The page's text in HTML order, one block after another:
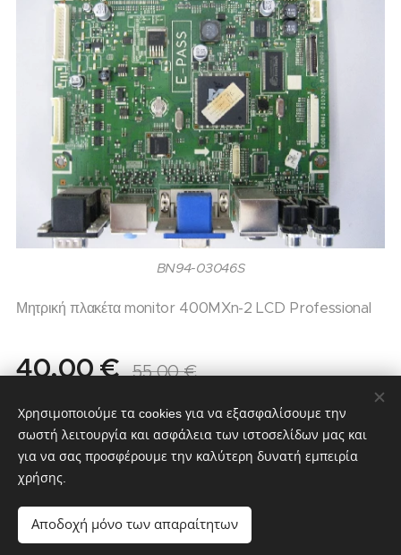
BN94-03046S
Μητρική πλακέτα monitor 400MXn-2 LCD Professional
40,00€ 55,00€
Υλοποιήθηκε από:partstv.gr
Χρησιμοποιούμε τα cookies για να εξασφαλίσουμε την
σωστή λειτουργία και ασφάλεια των ιστοσελίδων μας και
για να σας προσφέρουμε την καλύτερη δυνατή εμπειρία
χρήσης.
Αποδοχή μόνο των απαραίτητων